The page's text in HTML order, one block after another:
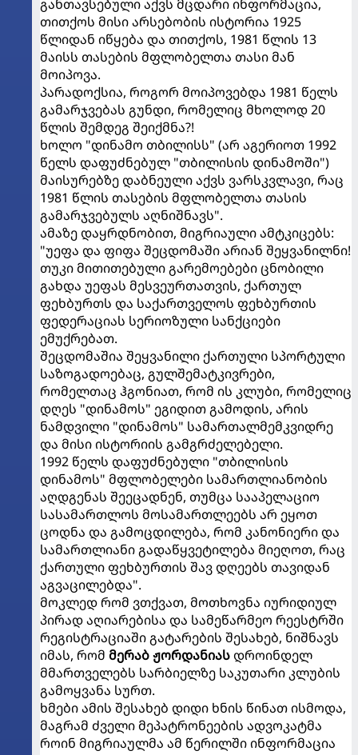
განთავსებული აქვს მცდარი ინფორმაცია,
თითქოს მისი არსებობის ისტორია 1925
წლიდან იწყება და თითქოს, 1981 წლის 13
მაისს თასების მფლობელთა თასი მან
მოიპოვა.
პარადოქსია, როგორ მოიპოვებდა 1981 წელს
გამარჯვებას გუნდი, რომელიც მხოლოდ 20
წლის შემდეგ შეიქმნა?!
ხოლო "დინამო თბილისს" (არ აგერიოთ 1992
წელს დაფუძნებულ "თბილისის დინამოში")
მაისურებზე დაბნეული აქვს ვარსკვლავი, რაც
1981 წლის თასების მფლობელთა თასის
გამარჯვებულს აღნიშნავს".
ამაზე დაყრდნობით, მიგრიაული ამტკიცებს:
"უეფა და ფიფა შეცდომაში არიან შეყვანილნი!
თუკი მითითებული გარემოებები ცნობილი
გახდა უეფას მესვეურთათვის, ქართულ
ფეხბურთს და საქართველოს ფეხბურთის
ფედერაციას სერიოზული სანქციები
ემუქრებათ.
შეცდომაშია შეყვანილი ქართული სპორტული
საზოგადოებაც, გულშემატკივრები,
რომელთაც ჰგონიათ, რომ ის კლუბი, რომელიც
დღეს "დინამოს" ეგიდით გამოდის, არის
ნამდვილი "დინამოს" სამართალმემკვიდრე
და მისი ისტორიის გამგრძელებელი.
1992 წელს დაფუძნებული "თბილისის
დინამოს" მფლობელები სამართლიანობის
აღდგენას შეეცადნენ, თუმცა სააპელაციო
სასამართლოს მოსამართლეებს არ ეყოთ
ცოდნა და გამოცდილება, რომ კანონიერი და
სამართლიანი გადაწყვეტილება მიეღოთ, რაც
ქართული ფეხბურთის შავ დღეებს თავიდან
აგვაცილებდა".
მოკლედ რომ ვთქვათ, მოთხოვნა იურიდიულ
პირად აღიარებისა და სამეწარმეო რეესტრში
რეგისტრაციაში გატარების შესახებ, ნიშნავს
იმას, რომ მერაბ ჟორდანიასდროინდელ
მმართველებს სარბიელზე საკუთარი კლუბის
გამოყვანა სურთ.
ხმები ამის შესახებ დიდი ხნის წინათ ისმოდა,
მაგრამ ძველი მეპატრონეების ადვოკატმა
როინ მიგრიაულმა ამ წერილში ინფორმაცია